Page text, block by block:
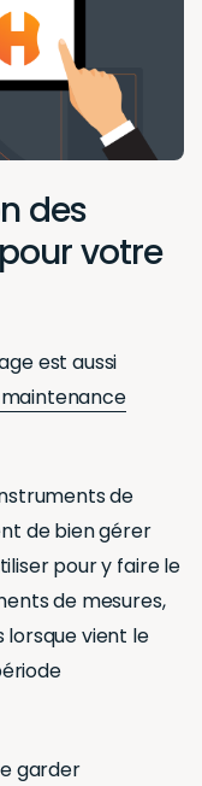
des
votre
est aussi
de
de bien gérer
pour y faire le
de mesures,
lorsque vient le
garder